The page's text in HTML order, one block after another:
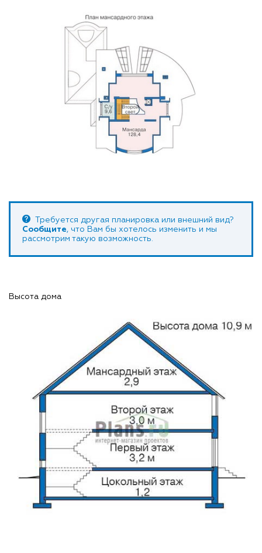
Требуется другая планировка или внешний вид?
Сообщите, что Вам бы хотелось изменить и мы
рассмотрим такую возможность.
Высота дома